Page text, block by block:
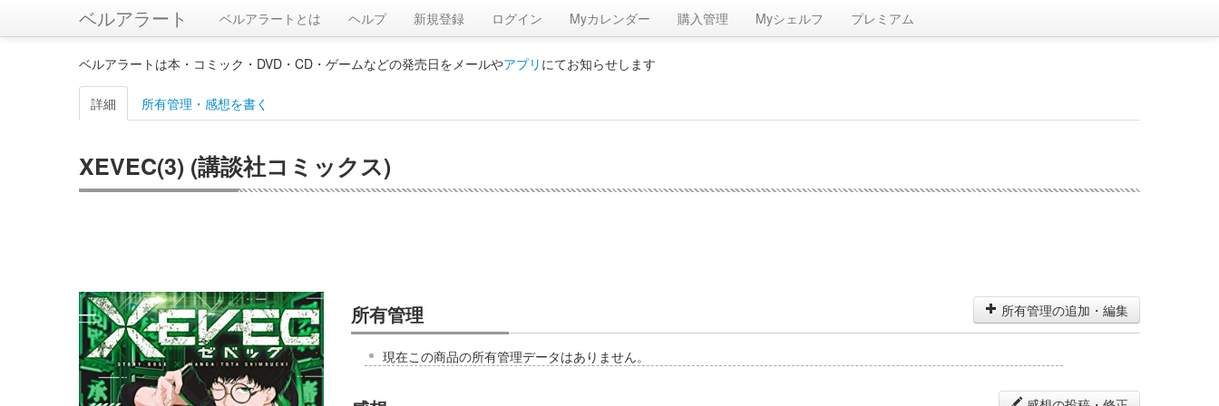
ベルアラート ベルアラートとは ヘルプ 新規登録 ログイン Myカレンダー 購入管理 Myシェルフ プレミアム
ベルアラートは本・コミック・DVD・CD・ゲームなどの発売日をメールやアプリ にてお知らせします
詳細 所有管理・感想を書く
XEVEC(3) (講談社コミックス)
所有管理 所有管理の追加・編集
現在この商品の所有管理データはありません。